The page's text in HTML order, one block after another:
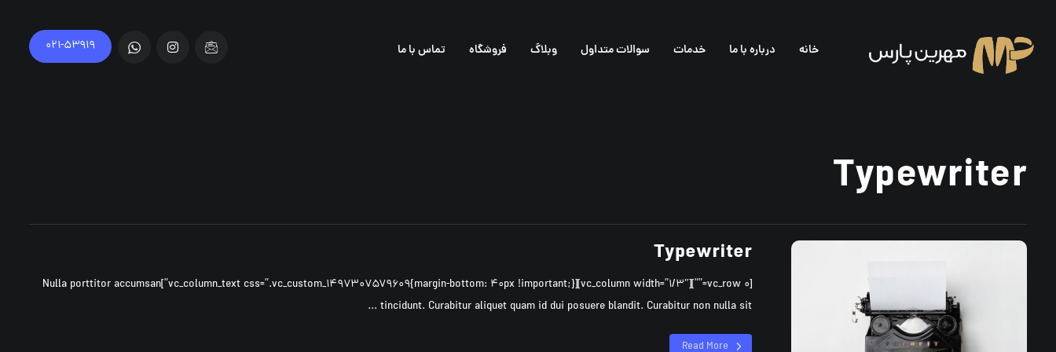
خانه درباره با ما خدمات سوالات متداول وبلاگ فروشگاه تماس با ما ۰۲۱-۵۳۹۱۹
Typewriter
Typewriter
[vc_row ۰=””][vc_column width=”۱/۳″][vc_column_text css=”.vc_custom_۱۴۹۷۳۰۷۵۷۹۶۰۹{margin-bottom: ۴۰px !important;}”]Nulla porttitor accumsan
tincidunt. Curabitur aliquet quam id dui posuere blandit. Curabitur non nulla sit ...
Read More